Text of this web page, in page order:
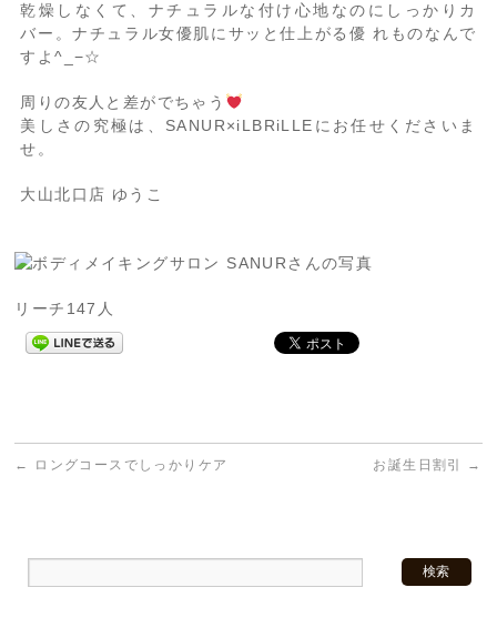
乾燥しなくて、ナチュラルな付け心地なのにしっかりカ
バー。ナチュラル女優肌にサッと仕上がる優 れものなんで
すよ^_−☆
周りの友人と差がでちゃう
美しさの究極は、SANUR×iLBRiLLEにお任せくださいま
せ。
大山北口店 ゆうこ
リーチ147人
← ロングコースでしっかりケア お誕生日割引 →